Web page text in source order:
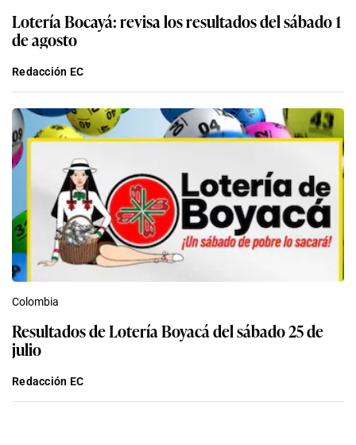
Lotería Bocayá: revisa los resultados del sábado 1
de agosto
Redacción EC
Colombia
Resultados de Lotería Boyacá del sábado 25 de
julio
Redacción EC